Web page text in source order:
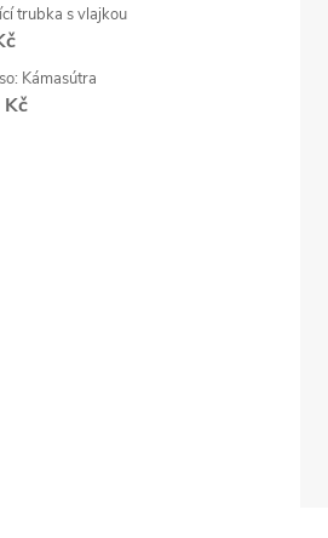
trubka s vlajkou
Kámasútra